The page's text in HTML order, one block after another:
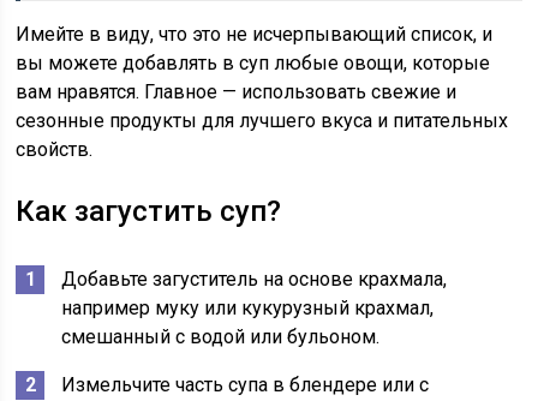
Имейте в виду, что это не исчерпывающий список, и
вы можете добавлять в суп любые овощи, которые
вам нравятся. Главное — использовать свежие и
сезонные продукты для лучшего вкуса и питательных
свойств.
Как загустить суп?
Добавьте загуститель на основе крахмала,
например муку или кукурузный крахмал,
смешанный с водой или бульоном.
Измельчите часть супа в блендере или с